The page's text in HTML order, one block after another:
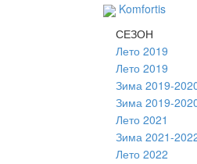
Komfortis
СЕЗОН
Лето 2019
Лето 2019
Зима 2019-
Зима 2019-
Лето 2021
Зима 2021-
Лето 2022